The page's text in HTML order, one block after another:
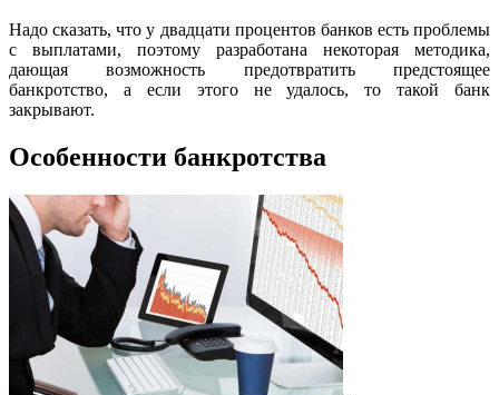
Надо сказать, что у двадцати процентов банков есть проблемы
с выплатами, поэтому разработана некоторая методика,
дающая возможность предотвратить предстоящее
банкротство, а если этого не удалось, то такой банк
закрывают.
Особенности банкротства